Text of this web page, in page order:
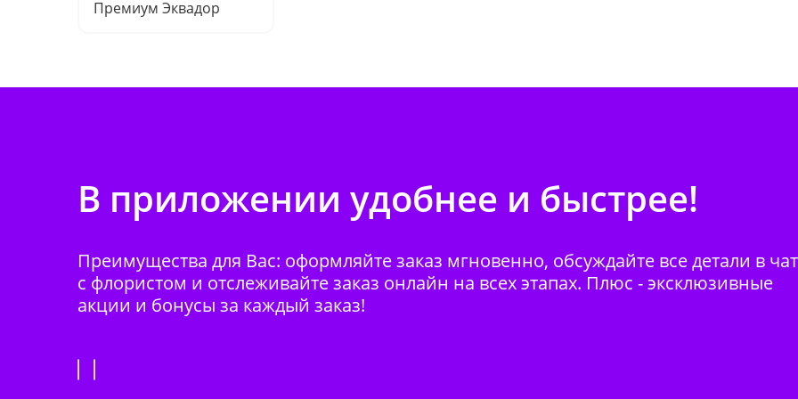
Премиум Эквадор
В приложении удобнее и быстрее!
Преимущества для Вас: оформляйте заказ мгновенно, обсуждайте все детали в
с флористом и отслеживайте заказ онлайн на всех этапах. Плюс - эксклюзивные
акции и бонусы за каждый заказ!